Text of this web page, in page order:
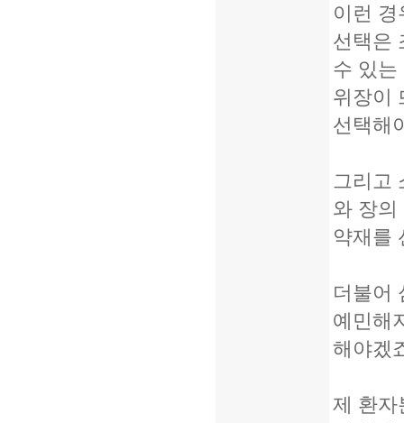
이런
선택은
수 있는
위장이
선택해
그리고
와 장의
약재를
더불어
예민해
해야겠
제 환자